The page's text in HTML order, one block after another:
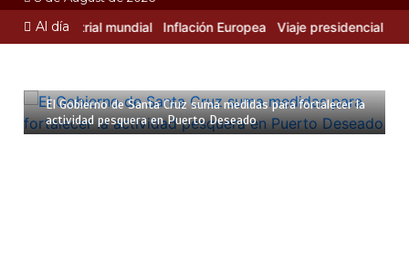
Al día
Industrial mundial Inflación Europea Viaje presidencial a
El Gobierno de Santa Cruz suma medidas para fortalecer la
actividad pesquera en Puerto Deseado